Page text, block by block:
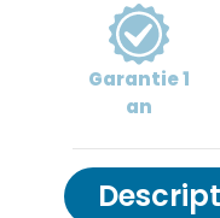
Garantie1
an